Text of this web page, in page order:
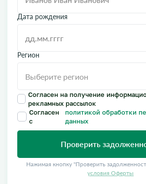
Дата рождения
Регион
Согласен на получение
рекламных рассылок
Согласен
с
политикой обработки
данных
Проверить
Нажимая кнопку "Проверить
условия Оферты